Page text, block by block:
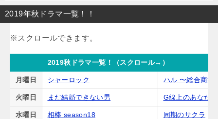
2019年秋ドラマ一覧！！
2019秋ドラマ一覧！（スクロール→）
月曜日 シャーロック ハル 〜総合商社
火曜日 まだ結婚できない男 G線上のあなた
水曜日 相棒 season18 同期のサクラ